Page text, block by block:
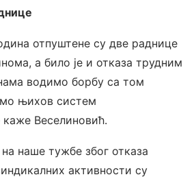
отпуштене су две раднице
а било је и отказа трудним
водимо борбу са том
њихов систем
Веселиновић.
наше тужбе због отказа
активности су